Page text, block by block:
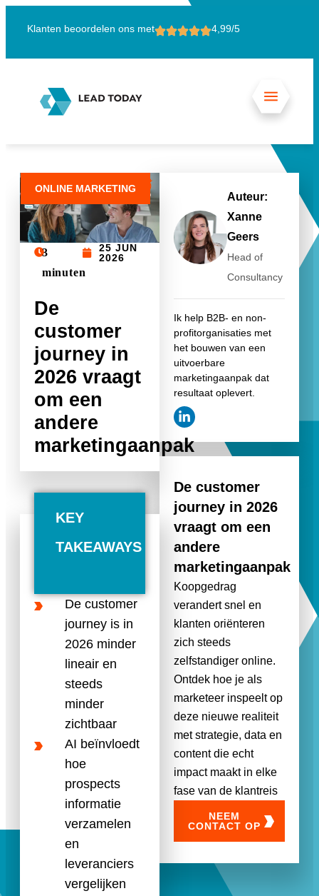
Klanten beoordelen ons met 4,99/5
Auteur:
Xanne
Geers
Head of
Consultancy
Ik help B2B- en non-
profitorganisaties met
het bouwen van een
uitvoerbare
marketingaanpak dat
resultaat oplevert.
De customer
journey in 2026
vraagt om een
andere
marketingaanpak
Koopgedrag
verandert snel en
klanten oriënteren
zich steeds
zelfstandiger online.
Ontdek hoe je als
marketeer inspeelt op
deze nieuwe realiteit
met strategie, data en
content die echt
impact maakt in elke
fase van de klantreis
NEEM
CONTACT OP
ONLINE MARKETING
3
minuten
25 JUN
2026
De
customer
journey in
2026 vraagt
om een
andere
marketingaanpak
KEY
TAKEAWAYS
De customer
journey is in
2026 minder
lineair en
steeds
minder
zichtbaar
AI beïnvloedt
hoe
prospects
informatie
verzamelen
en
leveranciers
vergelijken